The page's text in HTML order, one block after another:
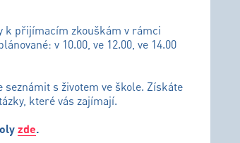
k přijímacím zkouškám v rámci
v 10.00, ve 12.00, ve 14.00
s životem ve škole. Získáte
které vás zajímají.
zde.